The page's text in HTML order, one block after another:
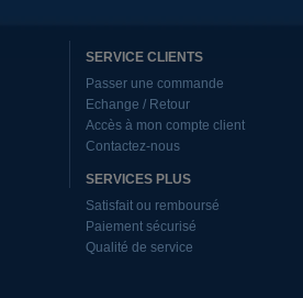
SERVICE CLIENTS
Passer une commande
Echange / Retour
Accès à mon compte client
Contactez-nous
SERVICES PLUS
Satisfait ou remboursé
Paiement sécurisé
Qualité de service